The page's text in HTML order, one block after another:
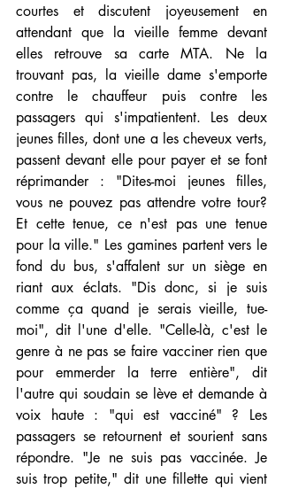
courtes et discutent joyeusement en
attendant que la vieille femme devant
elles retrouve sa carte MTA. Ne la
trouvant pas, la vieille dame s'emporte
contre le chauffeur puis contre les
passagers qui s'impatientent. Les deux
jeunes filles, dont une a les cheveux verts,
passent devant elle pour payer et se font
réprimander : "Dites-moi jeunes filles,
vous ne pouvez pas attendre votre tour?
Et cette tenue, ce n'est pas une tenue
pour la ville." Les gamines partent vers le
fond du bus, s'affalent sur un siège en
riant aux éclats. "Dis donc, si je suis
comme ça quand je serais vieille, tue-
moi", dit l'une d'elle. "Celle-là, c'est le
genre à ne pas se faire vacciner rien que
pour emmerder la terre entière", dit
l'autre qui soudain se lève et demande à
voix haute : "qui est vacciné" ? Les
passagers se retournent et sourient sans
répondre. "Je ne suis pas vaccinée. Je
suis trop petite," dit une fillette qui vient